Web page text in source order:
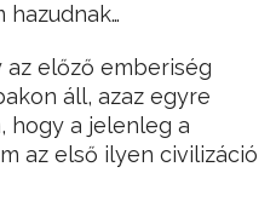
hazudnak…
előző emberiség
áll, azaz egyre
hogy a jelenleg a
az első ilyen civilizáció